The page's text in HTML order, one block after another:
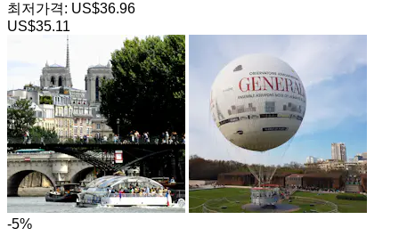
최저가격: US$36.96
US$35.11
-5%